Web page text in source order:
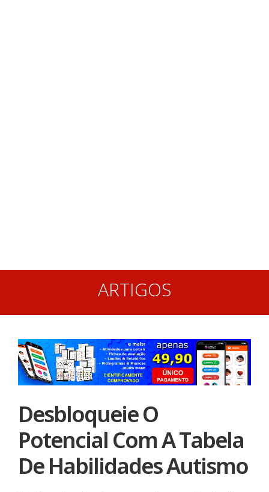
ARTIGOS
Desbloqueie O
Potencial Com A Tabela
De Habilidades Autismo